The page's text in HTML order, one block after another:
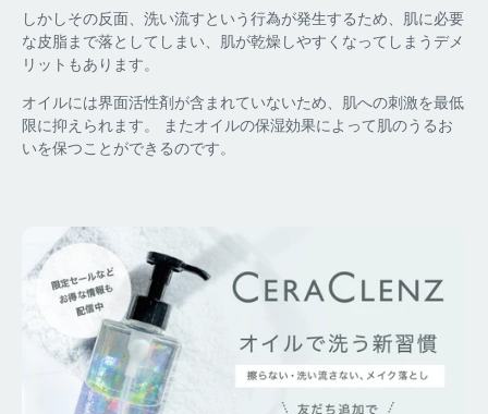
しかしその反面、洗い流すという行為が発生するため、肌に必要
な皮脂まで落としてしまい、肌が乾燥しやすくなってしまうデメ
リットもあります。
オイルには界面活性剤が含まれていないため、肌への刺激を最低
限に抑えられます。 またオイルの保湿効果によって肌のうるお
いを保つことができるのです。